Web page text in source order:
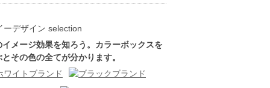
イメージ効果を知ろう。カラーボックスを
とその色の全てが分かります。